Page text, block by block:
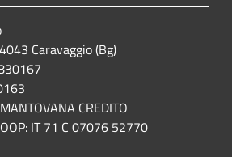
Caravaggio (Bg)
CREDITO
IT 71 C 07076 52770